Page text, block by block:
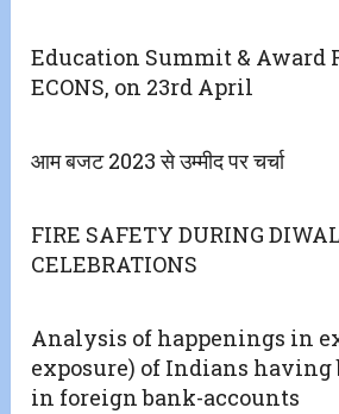
Education Summit & Award
ECONS, on 23rd April
आम बजट 2023 से उम्मीद पर‌ चर्चा
FIRE SAFETY DURING
CELEBRATIONS
Analysis of happenings in
exposure) of Indians having
in foreign bank-accounts